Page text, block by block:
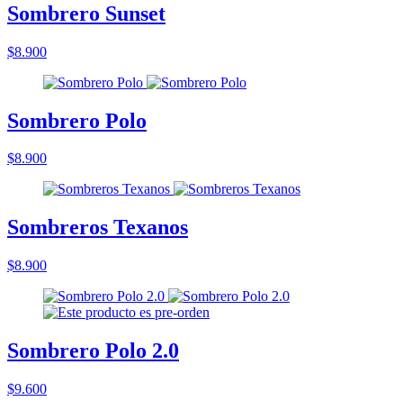
Sombrero Sunset
$8.900
Sombrero Polo
$8.900
Sombreros Texanos
$8.900
Sombrero Polo 2.0
$9.600